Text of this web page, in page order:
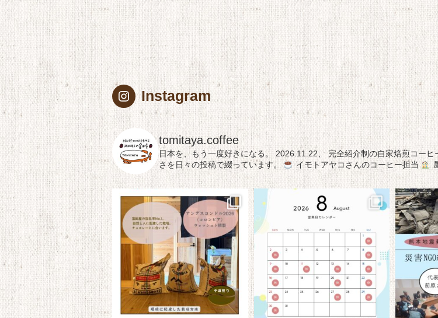
Instagram
tomitaya.coffee
日本を、もう一度好きになる。 2026.11.22、 完全紹介制の自家焙煎コーヒ
さを日々の投稿で綴っています。
イモトアヤコさんのコーヒー担当